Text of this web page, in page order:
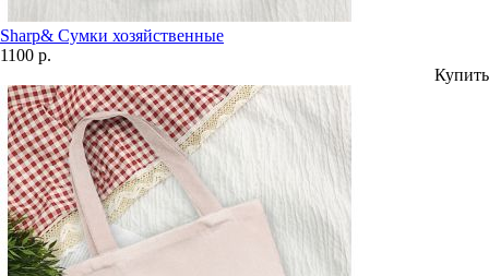
Sharp& Сумки хозяйственные
1100 р.
Купить